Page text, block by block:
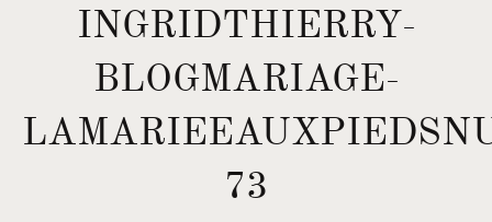
INGRIDTHIERRY-
BLOGMARIAGE-
73